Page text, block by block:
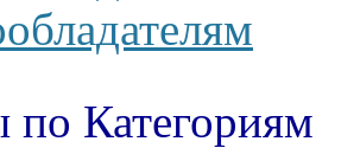
по Категориям